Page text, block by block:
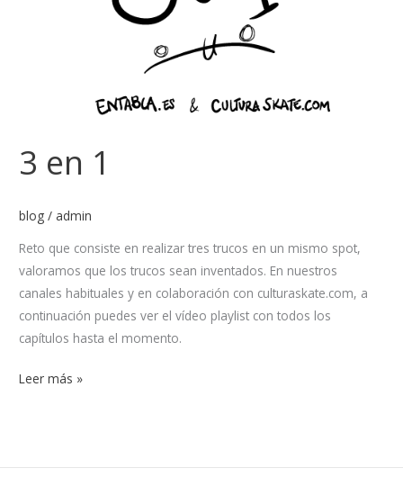
3 en 1
blog / admin
Reto que consiste en realizar tres trucos en un mismo spot,
valoramos que los trucos sean inventados. En nuestros
canales habituales y en colaboración con culturaskate.com, a
continuación puedes ver el vídeo playlist con todos los
capítulos hasta el momento.
Leer más »